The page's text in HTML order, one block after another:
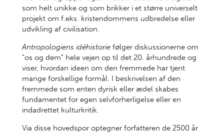
som helt unikke og som brikker i et større universelt
projekt om f.eks. kristendommens udbredelse eller
udvikling af civilisation.
Antropologiens idéhistorie følger diskussionerne om
"os og dem" hele vejen op til det 20. århundrede og
viser, hvordan ideen om den fremmede har tjent
mange forskellige formål. I beskrivelsen af den
fremmede som enten dyrisk eller ædel skabes
fundamentet for egen selvforherligelse eller en
indadrettet kulturkritik.
Via disse hovedspor optegner forfatteren de 2500 år